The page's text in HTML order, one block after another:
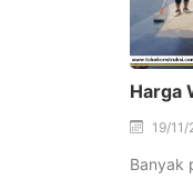
Harga
19/
Banyak